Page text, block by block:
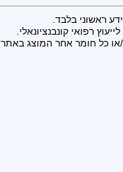
ראשוני בלבד.
רפואי קונבנציונאלי.
כל חומר אחר המוצג באתר